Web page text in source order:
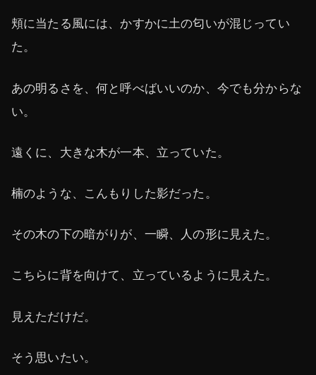
頬に当たる風には、かすかに土の匂いが混じってい
た。
あの明るさを、何と呼べばいいのか、今でも分からな
い。
遠くに、大きな木が一本、立っていた。
楠のような、こんもりした影だった。
その木の下の暗がりが、一瞬、人の形に見えた。
こちらに背を向けて、立っているように見えた。
見えただけだ。
そう思いたい。